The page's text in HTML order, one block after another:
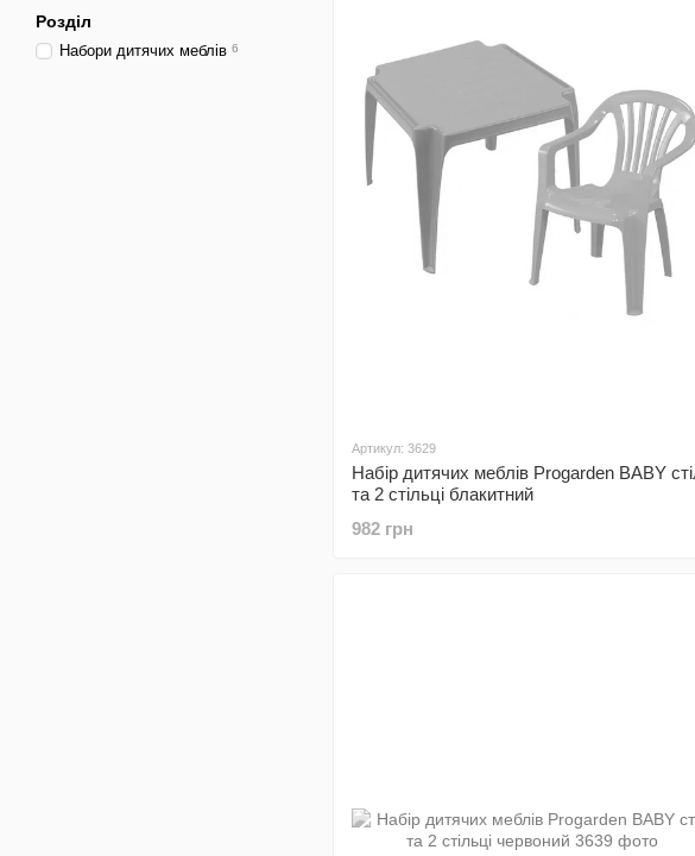
Артикул: 3629
Набір дитячих меблів Progarden BABY
та 2 стільці блакитний
982 грн
Розділ
Набори дитячих меблів 6